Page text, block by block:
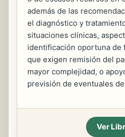
además de las
el diagnóstico y
situaciones clínicas,
identificación oportuna de
que exigen remisión del
mayor complejidad, o
previsión de eventuales
Ver